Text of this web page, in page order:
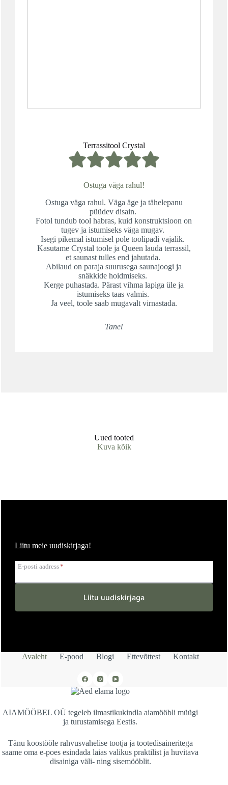
Terrassitool Crystal
Ostuga väga rahul!
Ostuga väga rahul. Väga äge ja tähelepanu
püüdev disain.
Fotol tundub tool habras, kuid konstruktsioon on
tugev ja istumiseks väga mugav.
Isegi pikemal istumisel pole toolipadi vajalik.
Kasutame Crystal toole ja Queen lauda terrassil,
et saunast tulles end jahutada.
Abilaud on paraja suurusega saunajoogi ja
snäkkide hoidmiseks.
Kerge puhastada. Pärast vihma lapiga üle ja
istumiseks taas valmis.
Ja veel, toole saab mugavalt virnastada.
Tanel
Uued tooted
Kuva kõik
Liitu meie uudiskirjaga!
E-posti aadress*
Liitu uudiskirjaga
Avaleht E-pood Blogi Ettevõttest Kontakt
AIAMÖÖBEL OÜ tegeleb ilmastikukindla aiamööbli müügi
ja turustamisega Eestis.
Tänu koostööle rahvusvahelise tootja ja tootedisaineritega
saame oma e-poes esindada laias valikus praktilist ja huvitava
disainiga väli- ning sisemööblit.